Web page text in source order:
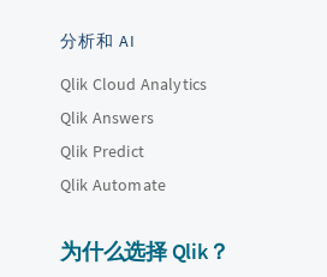
分析和 AI
Qlik Cloud Analytics
Qlik Answers
Qlik Predict
Qlik Automate
为什么选择 Qlik？